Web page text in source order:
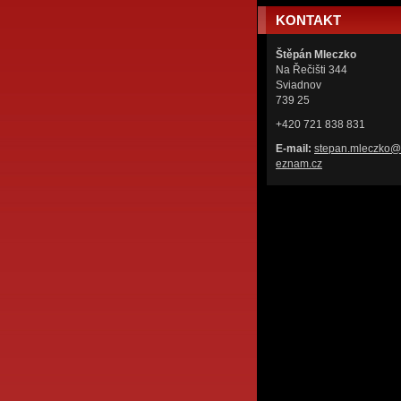
KONTAKT
Štěpán Mleczko
Na Řečišti 344
Sviadnov
739 25
+420 721 838 831
E-mail: stepan.m
eznam.cz